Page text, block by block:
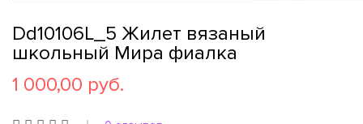
Dd10106L_5 Жилет вязаный
школьный Мира фиалка
1 000,00 руб.